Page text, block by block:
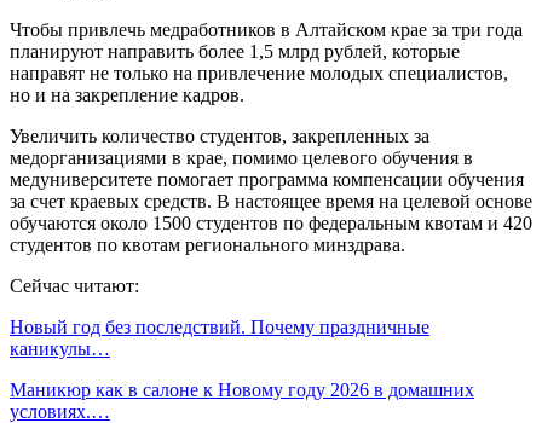
Чтобы привлечь медработников в Алтайском крае за три года
планируют направить более 1,5 млрд рублей, которые
направят не только на привлечение молодых специалистов,
но и на закрепление кадров.
Увеличить количество студентов, закрепленных за
медорганизациями в крае, помимо целевого обучения в
медуниверситете помогает программа компенсации обучения
за счет краевых средств. В настоящее время на целевой основе
обучаются около 1500 студентов по федеральным квотам и 420
студентов по квотам регионального минздрава.
Сейчас читают:
Новый год без последствий. Почему праздничные
каникулы…
Маникюр как в салоне к Новому году 2026 в домашних
условиях.…